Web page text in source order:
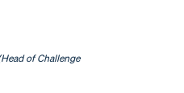
of Challenge